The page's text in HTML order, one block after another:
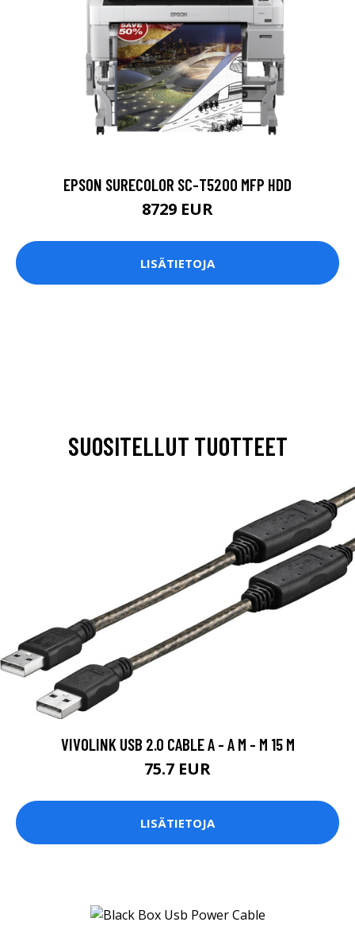
EPSON SURECOLOR SC-T5200 MFP HDD
8729 EUR
LISÄTIETOJA
SUOSITELLUT TUOTTEET
VIVOLINK USB 2.0 CABLE A - A M - M 15 M
75.7 EUR
LISÄTIETOJA